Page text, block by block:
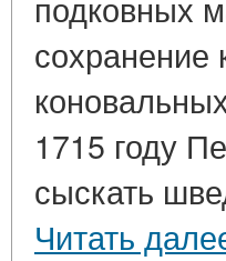
сохранение
1715 году
сыскать
Читать